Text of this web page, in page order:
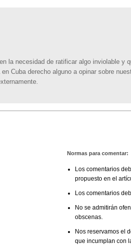
la necesidad de ratificar algo inviolable y
Cuba derecho alguno a opinar sobre
Normas para comentar:
Los comentarios
propuesto en el
Los comentarios
No se admitirán
obscenas.
Nos reservamos el
que incumplan con